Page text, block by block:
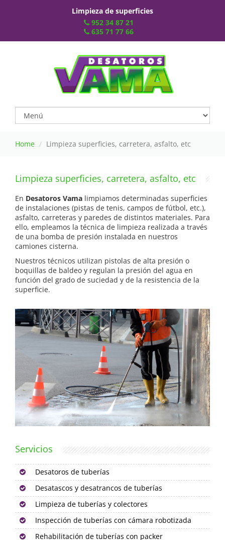
Limpieza de superficies
952 34 87 21
635 71 77 66
Home Limpieza superficies, carretera, asfalto, etc
Limpieza superficies, carretera, asfalto, etc
En Desatoros Vama limpiamos determinadas superficies
de instalaciones (pistas de tenis, campos de fútbol, etc.),
asfalto, carreteras y paredes de distintos materiales. Para
ello, empleamos la técnica de limpieza realizada a través
de una bomba de presión instalada en nuestros
camiones cisterna.
Nuestros técnicos utilizan pistolas de alta presión o
boquillas de baldeo y regulan la presión del agua en
función del grado de suciedad y de la resistencia de la
superficie.
Servicios
Desatoros de tuberías
Desatascos y desatrancos de tuberías
Limpieza de tuberías y colectores
Inspección de tuberías con cámara robotizada
Rehabilitación de tuberías con packer